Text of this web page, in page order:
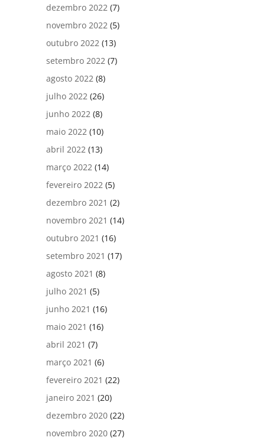
dezembro 2022 (7)
novembro 2022 (5)
outubro 2022 (13)
setembro 2022 (7)
agosto 2022 (8)
julho 2022 (26)
junho 2022 (8)
maio 2022 (10)
abril 2022 (13)
março 2022 (14)
fevereiro 2022 (5)
dezembro 2021 (2)
novembro 2021 (14)
outubro 2021 (16)
setembro 2021 (17)
agosto 2021 (8)
julho 2021 (5)
junho 2021 (16)
maio 2021 (16)
abril 2021 (7)
março 2021 (6)
fevereiro 2021 (22)
janeiro 2021 (20)
dezembro 2020 (22)
novembro 2020 (27)